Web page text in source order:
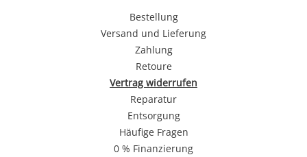
Bestellung
Versand und Lieferung
Zahlung
Retoure
Vertrag widerrufen
Reparatur
Entsorgung
Häufige Fragen
0 % Finanzierung